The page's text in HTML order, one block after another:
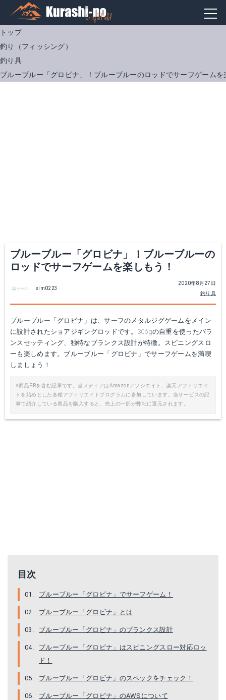
トップ
釣り（フィッシング）
釣り具
ブルーブルー「グロビナ」！ブルーブルーのロッドでサーフゲームを
ブルーブルー「グロビナ」！ブルーブルーの
ロッドでサーフゲームを楽しもう！
2020年8月27日
釣り具
sim0223
ブルーブルー「グロビナ」は、サーフのメタルジグゲームをメイン
に設計されたショアジギングロッドです。306gの自重を使ったバラ
ンスセッティング、独特なブランクス設計が特徴。スピニングスロ
ーも楽しめます。ブルーブルー「グロビナ」でサーフゲームを満喫
しましょう！
※商品PRを含む記事です。当メディアはAmazonアソシエイト、楽天アフィリエイ
トを始めとした各種アフィリエイトプログラムに参加しています。当サービスの記
事で紹介している商品を購入すると、売上の一部が弊社に還元されます。
目次
ブルーブルー「グロビナ」でサーフゲーム！
ブルーブルー「グロビナ」とは
ブルーブルー「グロビナ」のブランクス設計
ブルーブルー「グロビナ」はスピニングスロー対応ロッ
ド！
ブルーブルー「グロビナ」のスペックをチェック！
ブルーブルー「グロビナ」のAWSについて
楽天で詳細を見る
BlueBlue(ブルーブルー) TRACY（トレイシー） 40g ＃17 ブルーグローキャンディ
Amazonで詳細を見る
楽天で詳細を見る